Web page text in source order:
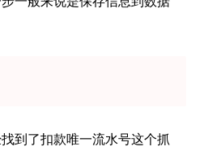
到了扣款唯一流水号这个抓